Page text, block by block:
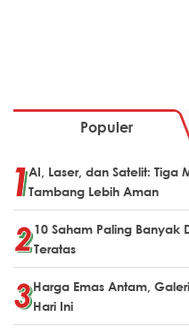
Populer
AI, Laser, dan Satelit:
Tambang Lebih Aman
10 Saham Paling Banyak
Teratas
Harga Emas Antam,
Hari Ini